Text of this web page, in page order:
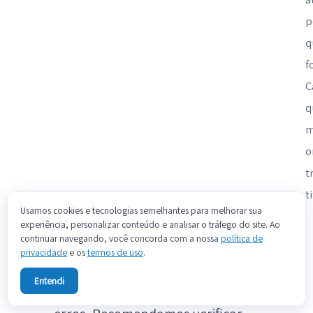
Notas
Parte desta documentacao foi gerada
automaticamente por IA e pode conter
Usamos cookies e tecnologias semelhantes para melhorar sua
experiência, personalizar conteúdo e analisar o tráfego do site. Ao
continuar navegando, você concorda com a nossa política de
privacidade e ostermos de uso.
Entendi